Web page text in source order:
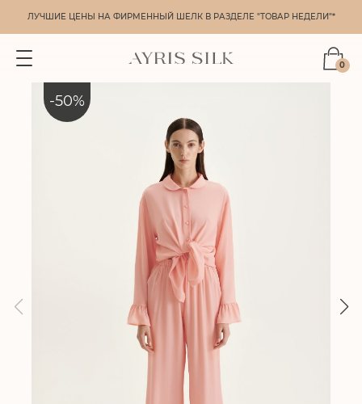
ЛУЧШИЕ ЦЕНЫ НА ФИРМЕННЫЙ ШЕЛК В РАЗДЕЛЕ "ТОВАР НЕДЕЛИ"*
0
-50%